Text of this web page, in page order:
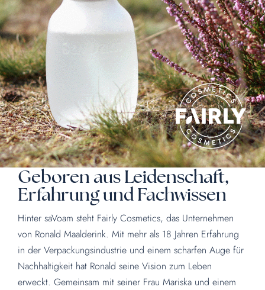
Geboren aus Leidenschaft,
Erfahrung und Fachwissen
Hinter saVoam steht Fairly Cosmetics, das Unternehmen
von Ronald Maalderink. Mit mehr als 18 Jahren Erfahrung
in der Verpackungsindustrie und einem scharfen Auge für
Nachhaltigkeit hat Ronald seine Vision zum Leben
erweckt. Gemeinsam mit seiner Frau Mariska und einem